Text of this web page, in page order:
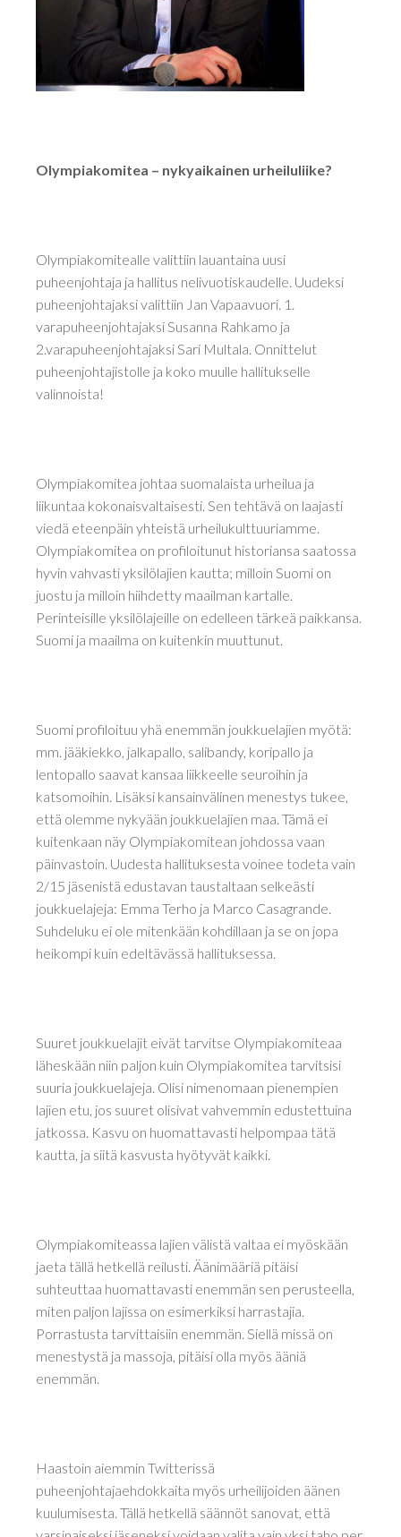
Olympiakomitea – nykyaikainen urheiluliike?
Olympiakomitealle valittiin lauantaina uusi
puheenjohtaja ja hallitus nelivuotiskaudelle. Uudeksi
puheenjohtajaksi valittiin Jan Vapaavuori. 1.
varapuheenjohtajaksi Susanna Rahkamo ja
2.varapuheenjohtajaksi Sari Multala. Onnittelut
puheenjohtajistolle ja koko muulle hallitukselle
valinnoista!
Olympiakomitea johtaa suomalaista urheilua ja
liikuntaa kokonaisvaltaisesti. Sen tehtävä on laajasti
viedä eteenpäin yhteistä urheilukulttuuriamme.
Olympiakomitea on profiloitunut historiansa saatossa
hyvin vahvasti yksilölajien kautta; milloin Suomi on
juostu ja milloin hiihdetty maailman kartalle.
Perinteisille yksilölajeille on edelleen tärkeä paikkansa.
Suomi ja maailma on kuitenkin muuttunut.
Suomi profiloituu yhä enemmän joukkuelajien myötä:
mm. jääkiekko, jalkapallo, salibandy, koripallo ja
lentopallo saavat kansaa liikkeelle seuroihin ja
katsomoihin. Lisäksi kansainvälinen menestys tukee,
että olemme nykyään joukkuelajien maa. Tämä ei
kuitenkaan näy Olympiakomitean johdossa vaan
päinvastoin. Uudesta hallituksesta voinee todeta vain
2/15 jäsenistä edustavan taustaltaan selkeästi
joukkuelajeja: Emma Terho ja Marco Casagrande.
Suhdeluku ei ole mitenkään kohdillaan ja se on jopa
heikompi kuin edeltävässä hallituksessa.
Suuret joukkuelajit eivät tarvitse Olympiakomiteaa
läheskään niin paljon kuin Olympiakomitea tarvitsisi
suuria joukkuelajeja. Olisi nimenomaan pienempien
lajien etu, jos suuret olisivat vahvemmin edustettuina
jatkossa. Kasvu on huomattavasti helpompaa tätä
kautta, ja siitä kasvusta hyötyvät kaikki.
Olympiakomiteassa lajien välistä valtaa ei myöskään
jaeta tällä hetkellä reilusti. Äänimääriä pitäisi
suhteuttaa huomattavasti enemmän sen perusteella,
miten paljon lajissa on esimerkiksi harrastajia.
Porrastusta tarvittaisiin enemmän. Siellä missä on
menestystä ja massoja, pitäisi olla myös ääniä
enemmän.
Haastoin aiemmin Twitterissä
puheenjohtajaehdokkaita myös urheilijoiden äänen
kuulumisesta. Tällä hetkellä säännöt sanovat, että